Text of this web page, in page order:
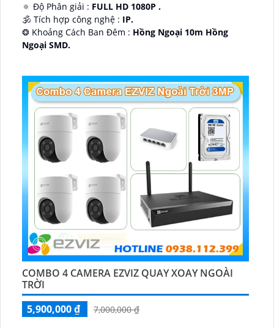
🔅 Độ Phân giải : FULL HD 1080P .
🕉️ Tích hợp công nghệ : IP.
❂ Khoảng Cách Ban Đêm : Hồng Ngoại 10m Hồng
Ngoại SMD.
COMBO 4 CAMERA EZVIZ QUAY XOAY NGOÀI
TRỜI
5,900,000 ₫
7,000,000 ₫